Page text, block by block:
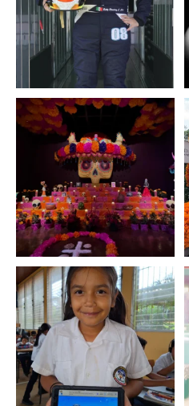
A partir de hoy miercoles
23 de octubre y hasta el...
2 0
En un contexto donde
muchas niñas y
adolescentes...
0 0